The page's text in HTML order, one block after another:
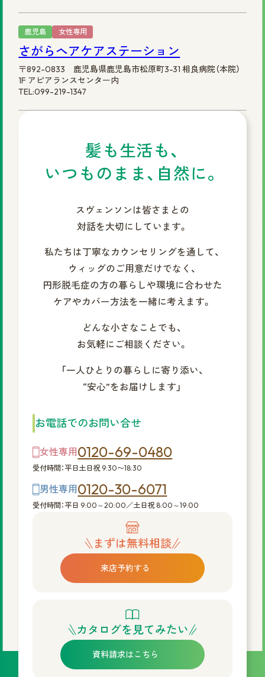
鹿児島 女性専用
さがらヘアケアステーション
〒892-0833 鹿児島県鹿児島市松原町3-31 相良病院（本院）
1F アピアランスセンター内
TEL:099-219-1347
髪も生活も、
いつものまま、自然に。
スヴェンソンは皆さまとの
対話を大切にしています。
私たちは丁寧なカウンセリングを通して、
ウィッグのご用意だけでなく、
円形脱毛症の方の暮らしや環境に合わせた
ケアやカバー方法を一緒に考えます。
どんな小さなことでも、
お気軽にご相談ください。
「一人ひとりの暮らしに寄り添い、
“安心”をお届けします」
お電話でのお問い合せ
女性専用0120-69-0480
受付時間：平日土日祝 9:30〜18:30
男性専用0120-30-6071
受付時間：平日 9:00～20:00／土日祝 8:00～19:00
まずは無料相談
来店予約する
カタログを見てみたい
資料請求はこちら